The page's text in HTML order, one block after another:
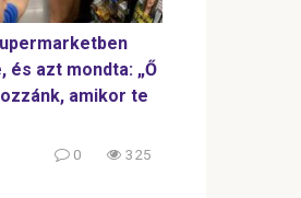
azt mondta: „Ő
amikor te
0 325